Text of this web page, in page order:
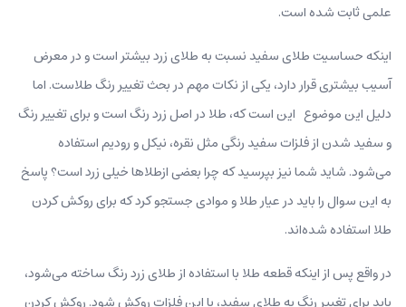
علمی ثابت شده است.
اینکه حساسیت طلای سفید نسبت به طلای زرد بیشتر است و در معرض
آسیب بیشتری قرار دارد، یکی از نکات مهم در بحث تغییر رنگ طلاست. اما
دلیل این موضوع این است که، طلا در اصل زرد رنگ است و برای تغییر رنگ
و سفید شدن از فلزات سفید رنگی مثل نقره، نیکل و رودیم استفاده
می‌شود. شاید شما نیز بپرسید که چرا بعضی ازطلاها خیلی زرد است؟ پاسخ
به این سوال را باید در عیار طلا و موادی جستجو کرد که برای روکش کردن
طلا استفاده شده‌اند.
در واقع پس از اینکه قطعه طلا با استفاده از طلای زرد رنگ ساخته می‌شود،
باید برای تغییر رنگ به طلای سفید، با این فلزات روکش شود. روکش کردن